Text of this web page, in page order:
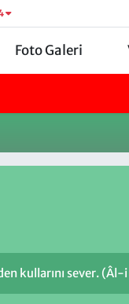
Foto Galeri
kullarını sever. (Âl-